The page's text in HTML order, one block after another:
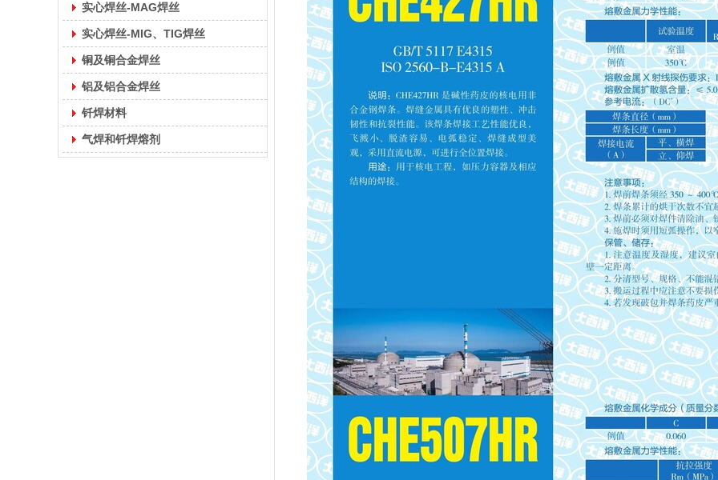
实心焊丝-MAG焊丝
实心焊丝-MIG、TIG焊丝
铜及铜合金焊丝
铝及铝合金焊丝
钎焊材料
气焊和钎焊熔剂